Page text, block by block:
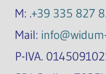
M: .+39 335 827
Mail:
P-IVA.